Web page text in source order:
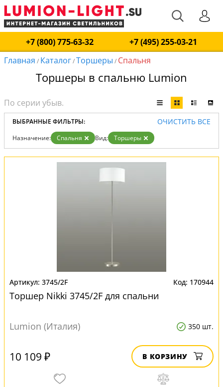
+7 (800) 775-63-32
+7 (495) 255-03-21
Главная / Каталог/Торшеры / Спальня
Торшеры в спальню Lumion
ВЫБРАННЫЕ ФИЛЬТРЫ: ОЧИСТИТЬ ВСЕ
Назначение: Спальня Вид: Торшеры
3745/2F 170944
Торшер Nikki 3745/2F для спальни
Lumion (Италия) 350 шт.
10 109 ₽ В КОРЗИНУ